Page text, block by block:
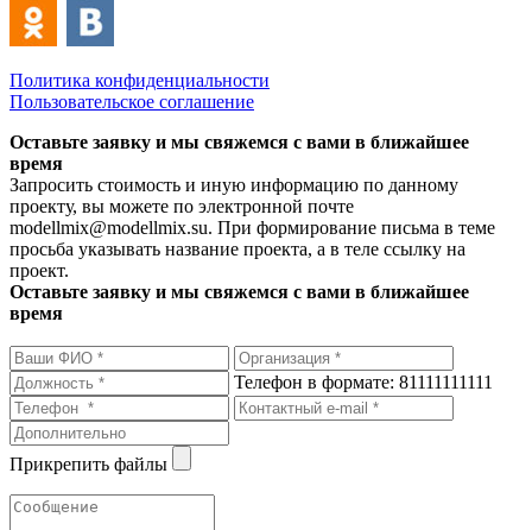
Политика конфиденциальности
Пользовательское соглашение
Оставьте заявку и мы свяжемся с вами в ближайшее
время
Запросить стоимость и иную информацию по данному
проекту, вы можете по электронной почте
modellmix@modellmix.su. При формирование письма в теме
просьба указывать название проекта, а в теле ссылку на
проект.
Оставьте заявку и мы свяжемся с вами в ближайшее
время
Телефон в формате: 81111111111
Прикрепить файлы